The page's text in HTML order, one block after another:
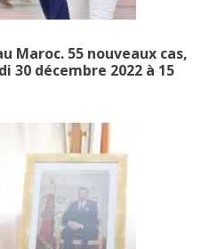
Maroc. 55 nouveaux cas,
30 décembre 2022 à 15